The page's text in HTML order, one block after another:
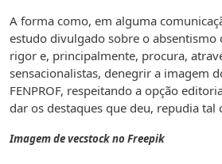
A forma como, em alguma
estudo divulgado sobre o absentismo
rigor e, principalmente, procura,
sensacionalistas, denegrir a imagem
FENPROF, respeitando a opção
dar os destaques que deu, repudia tal
Imagem de vecstock no Freepik